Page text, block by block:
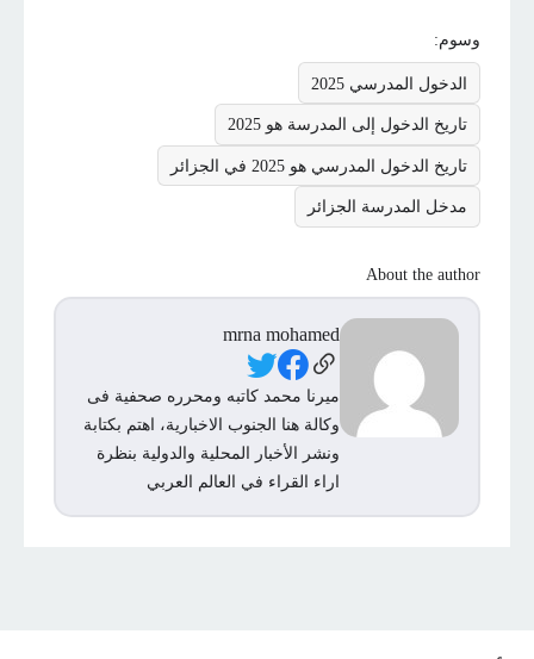
وسوم:
الدخول المدرسي 2025
تاريخ الدخول إلى المدرسة هو 2025
تاريخ الدخول المدرسي هو 2025 في الجزائر
مدخل المدرسة الجزائر
About the author
mrna mohamed
Social Links
ميرنا محمد كاتبه ومحرره صحفية فى
وكالة هنا الجنوب الاخبارية، اهتم بكتابة
ونشر الأخبار المحلية والدولية بنظرة
اراء القراء في العالم العربي